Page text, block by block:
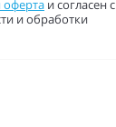
оферта и согласен с
и обработки